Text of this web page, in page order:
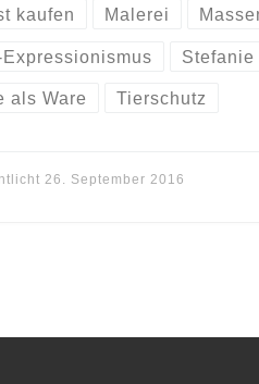
kaufen Malerei
Expressionismus Stefanie
als Ware Tierschutz
26. September 2016